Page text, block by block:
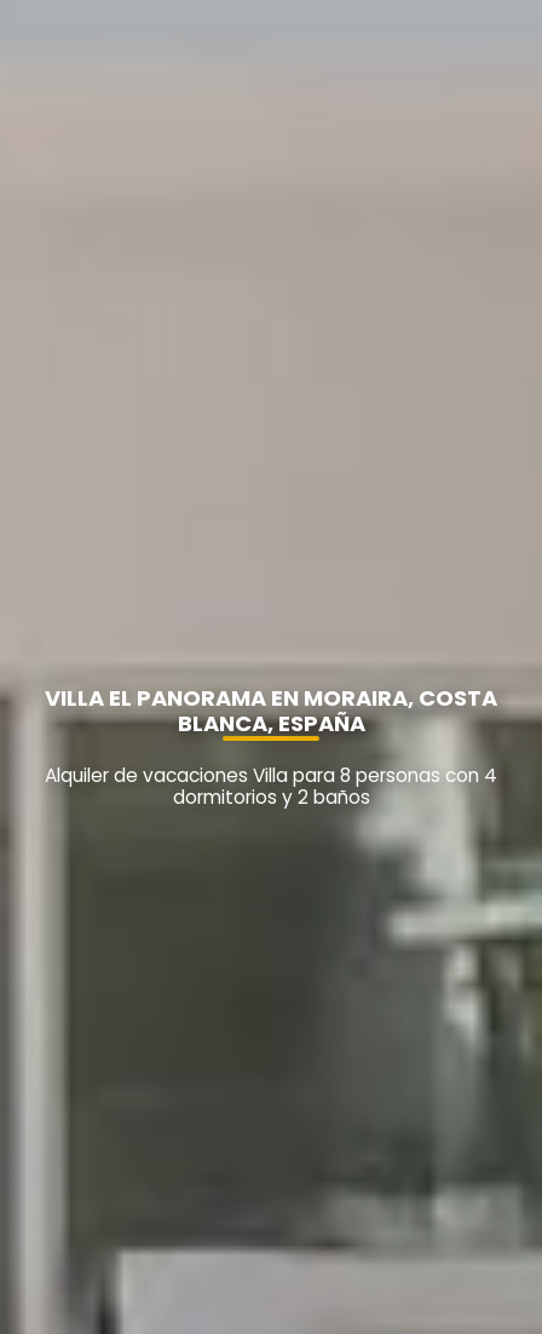
VILLA EL PANORAMA EN MORAIRA, COSTA
BLANCA, ESPAÑA
Alquiler de vacaciones Villa para 8 personas con 4
dormitorios y 2 baños